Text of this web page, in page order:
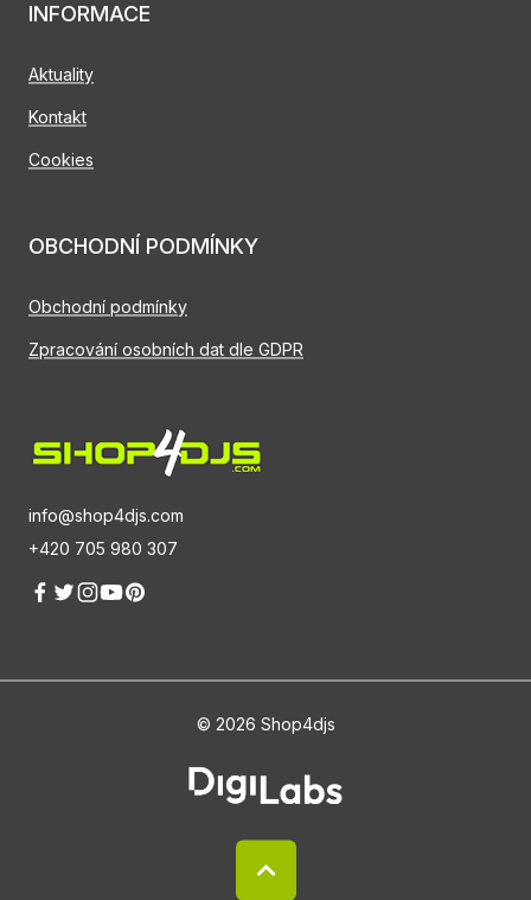
info@shop4djs.com
+420 705 980 307
INFORMACE
Aktuality
Kontakt
Cookies
OBCHODNÍ PODMÍNKY
Obchodní podmínky
Zpracování osobních dat dle GDPR
© 2026 Shop4djs